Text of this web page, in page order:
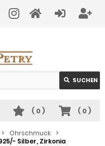
SUCHEN
( 0)
( 0)
Ohrschmuck
Silber, Zirkonia